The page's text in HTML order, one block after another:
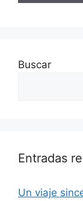
Buscar
Entradas
Un viaje